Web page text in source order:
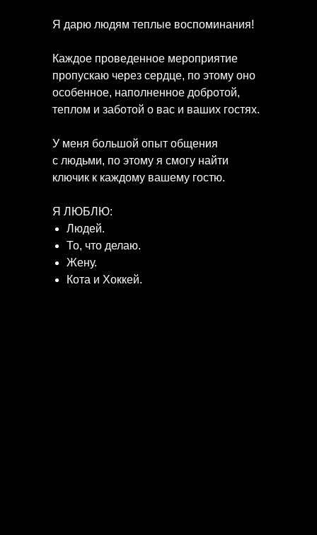
Я дарю людям теплые воспоминания!
Каждое проведенное мероприятие
пропускаю через сердце, по этому оно
особенное, наполненное добротой,
теплом и заботой о вас и ваших гостях.
У меня большой опыт общения
с людьми, по этому я смогу найти
ключик к каждому вашему гостю.
Я ЛЮБЛЮ:
Людей.
То, что делаю.
Жену.
Кота и Хоккей.